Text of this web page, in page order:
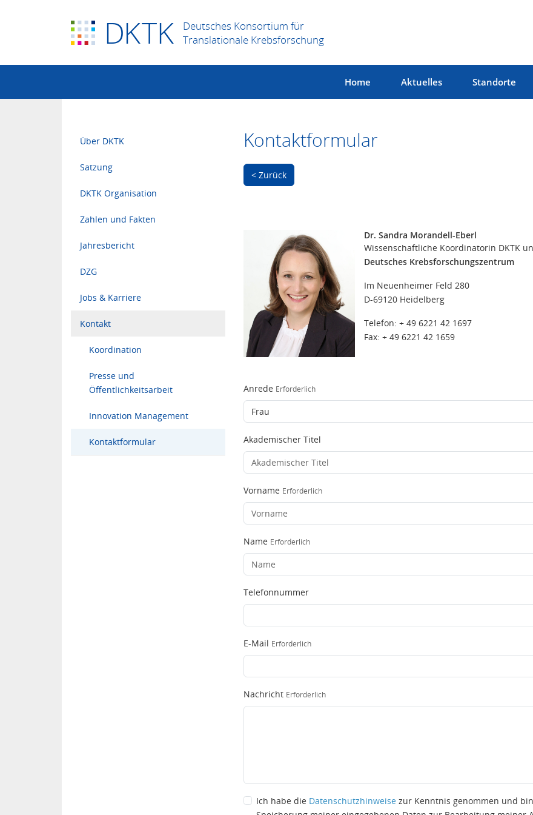
DKTK
Deutsches Konsortium für
Translationale Krebsforschung
Home Aktuelles Standorte
Über DKTK
Satzung
DKTK Organisation
Zahlen und Fakten
Jahresbericht
DZG
Jobs & Karriere
Kontakt
Koordination
Presse und
Öffentlichkeitsarbeit
Innovation Management
Kontaktformular
Kontaktformular
< Zurück
Dr. Sandra Morandell-Eberl
Wissenschaftliche Koordinatorin DKTK
Deutsches Krebsforschungszentrum
Im Neuenheimer Feld 280
D-69120 Heidelberg
Telefon: + 49 6221 42 1697
Fax: + 49 6221 42 1659
Anrede Erforderlich
Akademischer Titel
Vorname Erforderlich
Name Erforderlich
Telefonnummer
E-Mail Erforderlich
Nachricht Erforderlich
Ich habe die Datenschutzhinweise zur Kenntnis genommen und